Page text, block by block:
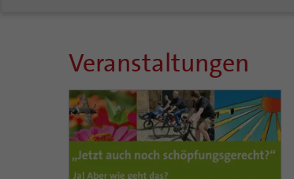
Veranstaltungen